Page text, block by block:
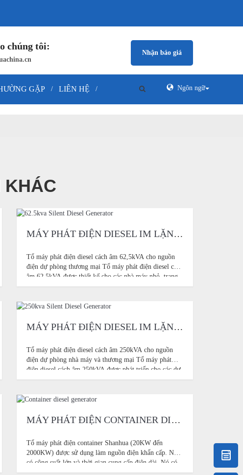
chúng tôi:
Nhận báo giá
GẶP / LIÊN HỆ / Ngôn ngữ
KHÁC
MÁY PHÁT ĐIỆN DIESEL IM LẶNG 62.5KVA
Tổ máy phát điện diesel cách âm 62,5kVA cho nguồn
điện dự phòng thương mại Tổ máy phát điện diesel cách
âm 62,5kVA được thiết kế cho các nhà máy nhỏ, trang
trại, xưởng, tòa nhà thương mại, phòng khám nhỏ,
MÁY PHÁT ĐIỆN DIESEL IM LẶNG 250KVA
Tổ máy phát điện diesel cách âm 250kVA cho nguồn
điện dự phòng nhà máy và thương mại Tổ máy phát
điện diesel cách âm 250kVA được phát triển cho các dự
án nguồn điện dự phòng tải trung bình, nơi cần kiểm
MÁY PHÁT ĐIỆN CONTAINER DIESEL
Tổ máy phát điện container Shanhua (20KW đến
2000KW) được sử dụng làm nguồn điện khẩn cấp. Nó
có công suất lớn và thời gian cung cấp điện dài. Nó có
thể hoạt động độc lập và không bị ảnh hưởng bởi lưới